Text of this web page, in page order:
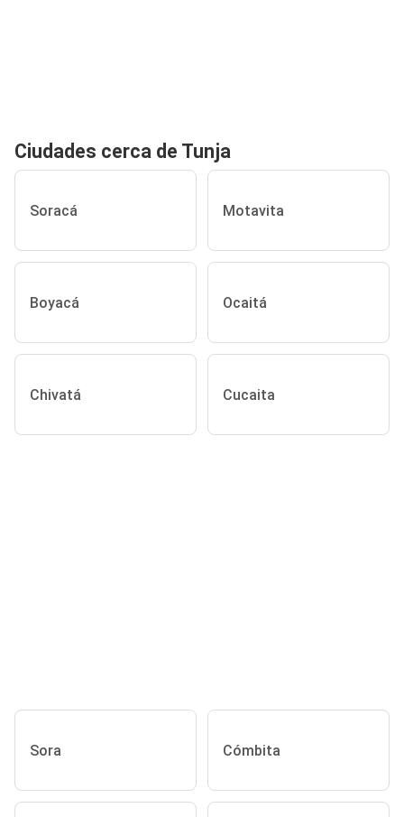
Ciudades cerca de Tunja
Soracá Motavita
Boyacá Ocaitá
Chivatá Cucaita
Sora Cómbita